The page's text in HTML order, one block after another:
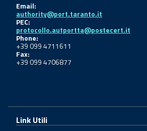
Email:
authority@port.taranto.it
PEC:
protocollo.autportta@postecert.it
Phone:
+39 099 4711611
Fax:
+39 099 4706877
Link Utili